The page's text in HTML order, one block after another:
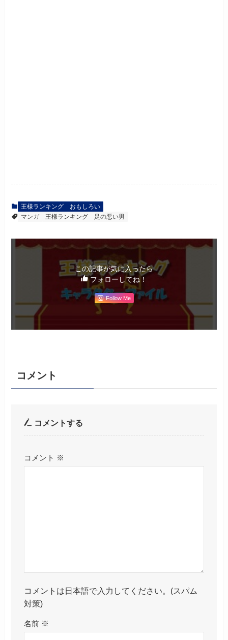
王様ランキング おもしろい
マンガ
王様ランキング 足の悪い男
この記事が気に入ったら
フォローしてね！
Follow Me
コメント
コメントする
コメント ※
コメントは日本語で入力してください。(スパム
対策)
名前 ※